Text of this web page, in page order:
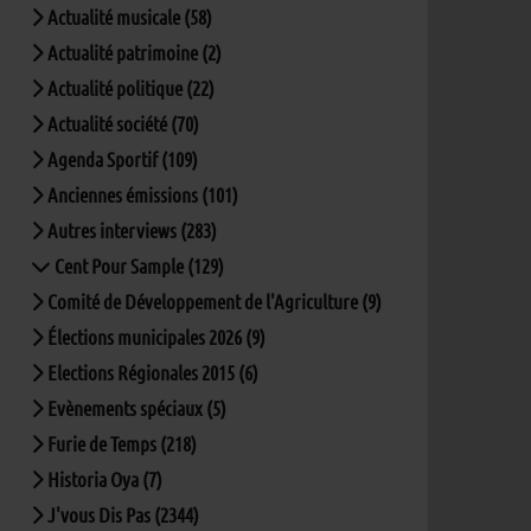
Actualité musicale (58)
Actualité patrimoine (2)
Actualité politique (22)
Actualité société (70)
Agenda Sportif (109)
Anciennes émissions (101)
Autres interviews (283)
Cent Pour Sample (129)
Comité de Développement de l'Agriculture (9)
Élections municipales 2026 (9)
Elections Régionales 2015 (6)
Evènements spéciaux (5)
Furie de Temps (218)
Historia Oya (7)
J'vous Dis Pas (2344)